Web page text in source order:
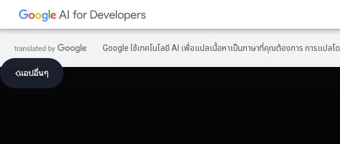
Google ใช้เทคโนโลยี AI เพื่อแปลเนื้อหาเป็นภาษาที่คุณต้องการ การแปล
แอปอื่นๆ